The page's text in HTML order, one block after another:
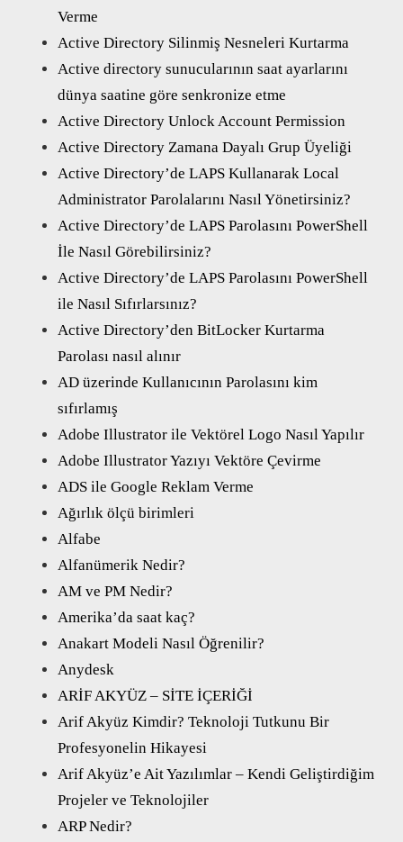
Verme
Active Directory Silinmiş Nesneleri Kurtarma
Active directory sunucularının saat ayarlarını
dünya saatine göre senkronize etme
Active Directory Unlock Account Permission
Active Directory Zamana Dayalı Grup Üyeliği
Active Directory’de LAPS Kullanarak Local
Administrator Parolalarını Nasıl Yönetirsiniz?
Active Directory’de LAPS Parolasını PowerShell
İle Nasıl Görebilirsiniz?
Active Directory’de LAPS Parolasını PowerShell
ile Nasıl Sıfırlarsınız?
Active Directory’den BitLocker Kurtarma
Parolası nasıl alınır
AD üzerinde Kullanıcının Parolasını kim
sıfırlamış
Adobe Illustrator ile Vektörel Logo Nasıl Yapılır
Adobe Illustrator Yazıyı Vektöre Çevirme
ADS ile Google Reklam Verme
Ağırlık ölçü birimleri
Alfabe
Alfanümerik Nedir?
AM ve PM Nedir?
Amerika’da saat kaç?
Anakart Modeli Nasıl Öğrenilir?
Anydesk
ARİF AKYÜZ – SİTE İÇERİĞİ
Arif Akyüz Kimdir? Teknoloji Tutkunu Bir
Profesyonelin Hikayesi
Arif Akyüz’e Ait Yazılımlar – Kendi Geliştirdiğim
Projeler ve Teknolojiler
ARP Nedir?